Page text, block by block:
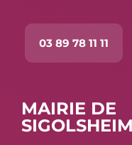
03 89 78 11 11
MAIRIE DE
SIGOLSHEIM